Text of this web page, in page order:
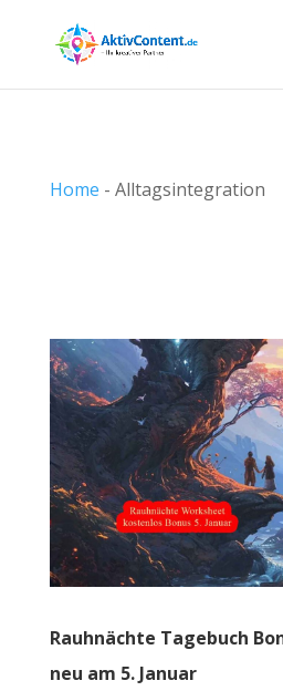
Home - Alltagsintegration
Rauhnächte Tagebuch
neu am 5. Januar